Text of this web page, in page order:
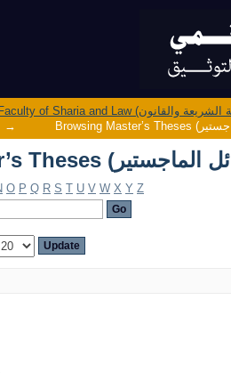
→
O P Q R S T U V W X Y Z